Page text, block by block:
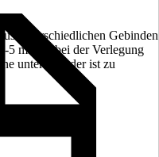
unterschiedlichen Gebinden
5 mm ist bei der Verlegung
untereinander ist zu